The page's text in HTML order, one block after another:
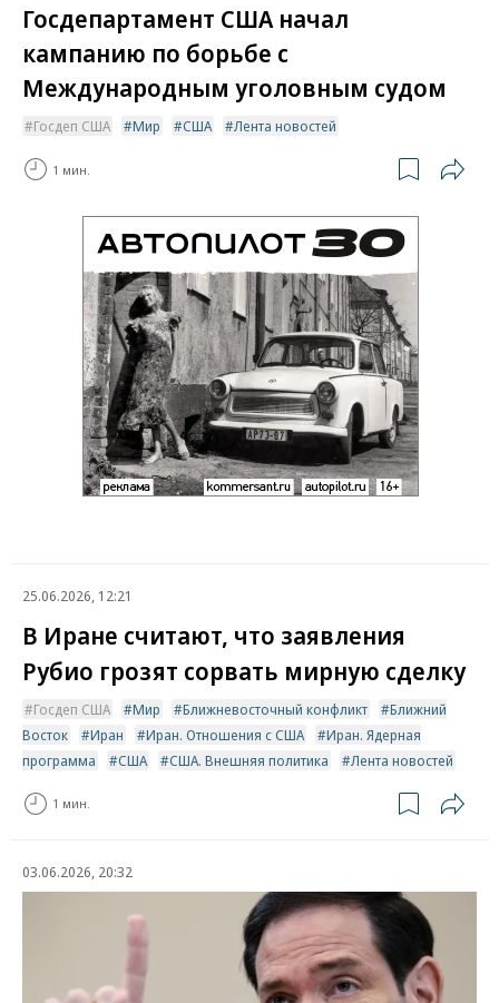
Госдепартамент США начал
кампанию по борьбе с
Международным уголовным судом
Госдеп США Мир США Лента новостей
1 мин.
25.06.2026, 12:21
В Иране считают, что заявления
Рубио грозят сорвать мирную сделку
Госдеп США Мир Ближневосточный конфликт
Ближний
Восток
Иран Иран. Отношения с США
Иран. Ядерная
программа
США США. Внешняя политика Лента новостей
1 мин.
03.06.2026, 20:32